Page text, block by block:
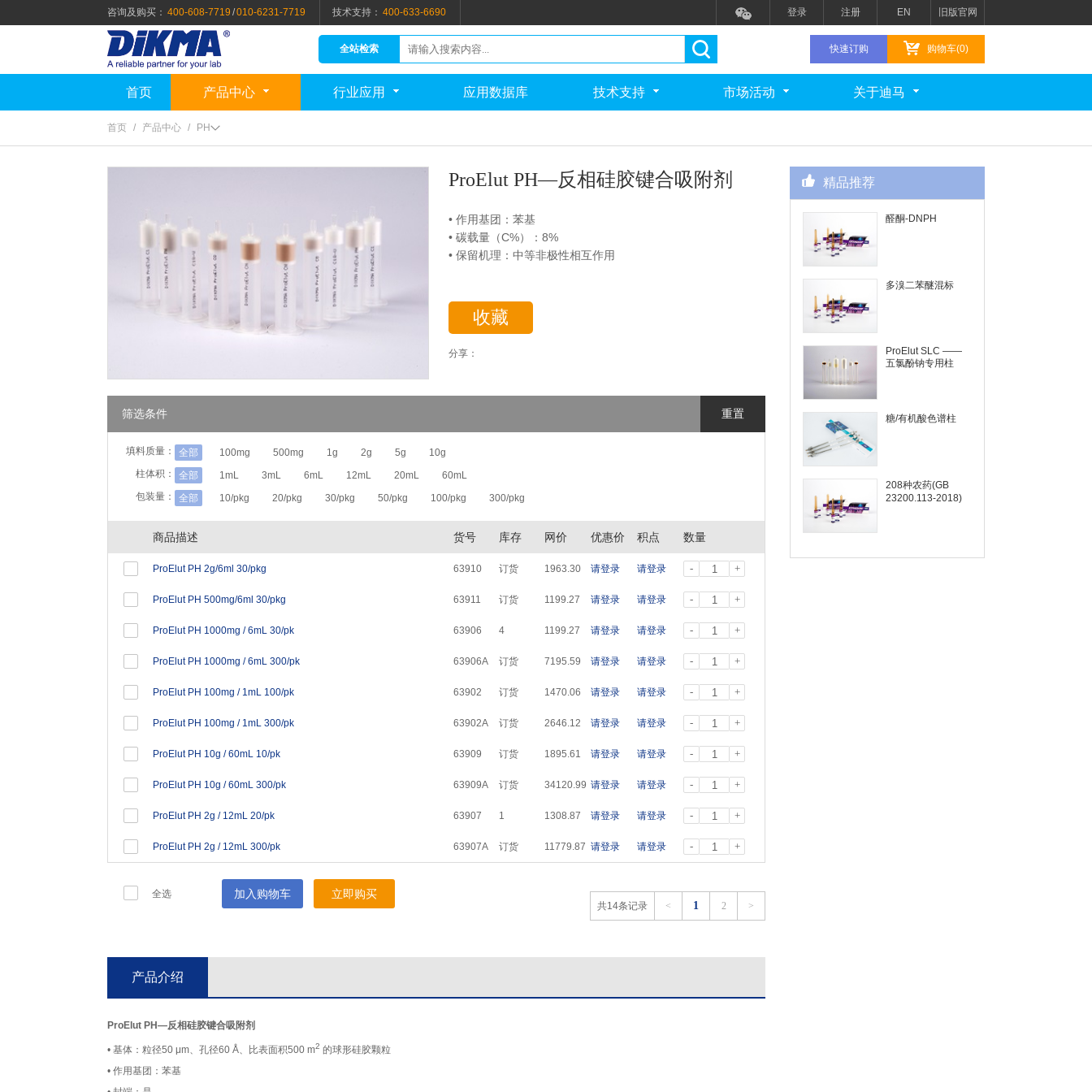
咨询及购买： 400-608-7719 /010-6231-7719 技术支持： 400-633-6690 旧版官网
EN
注册
登录
全站检索 快速订购 购物车(0)
首页 产品中心 行业应用 应用数据库 技术支持 市场活动 关于迪马
首页 / 产品中心 / PH
ProElut PH—反相硅胶键合吸附剂
• 作用基团：苯基
• 碳载量（C%）：8%
• 保留机理：中等非极性相互作用
收藏
分享：
筛选条件 重置
填料质量： 全部 100mg 500mg 1g 2g 5g
10g
柱体积：
全部 1mL 3mL 6mL 12mL 20mL
60mL
包装量：
全部 10/pkg 20/pkg 30/pkg 50/pkg 100/pkg 300/pkg
商品描述 货号 库存 网价 优惠价 积点 数量
ProElut PH 2g/6ml 30/pkg 63910 订货 1963.30 请登录 请登录 - +
ProElut PH 500mg/6ml 30/pkg 63911 订货 1199.27 请登录 请登录 - +
ProElut PH 1000mg / 6mL 30/pk 63906 4 1199.27 请登录 请登录 - +
ProElut PH 1000mg / 6mL 300/pk 63906A 订货 7195.59 请登录 请登录 - +
ProElut PH 100mg / 1mL 100/pk 63902 订货 1470.06 请登录 请登录 - +
ProElut PH 100mg / 1mL 300/pk 63902A 订货 2646.12 请登录 请登录 - +
ProElut PH 10g / 60mL 10/pk 63909 订货 1895.61 请登录 请登录 - +
ProElut PH 10g / 60mL 300/pk 63909A 订货 34120.99 请登录 请登录 - +
ProElut PH 2g / 12mL 20/pk 63907 1 1308.87 请登录 请登录 - +
ProElut PH 2g / 12mL 300/pk 63907A 订货 11779.87 请登录 请登录 - +
全选 加入购物车 立即购买
共14条记录 < 1 2 >
产品介绍
ProElut PH—反相硅胶键合吸附剂
• 基体：粒径50 μm、孔径60 Å、比表面积500 m2 的球形硅胶颗粒
• 作用基团：苯基
精品推荐
醛酮-DNPH
多溴二苯醚混标
ProElut SLC ——
五氯酚钠专用柱
糖/有机酸色谱柱
208种农药(GB
23200.113-2018)